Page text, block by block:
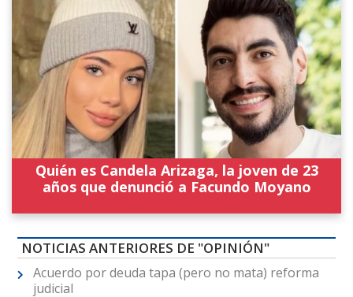
Quién es Candela Arizaga, la joven de 23
años que denunció a Facundo Moyano
NOTICIAS ANTERIORES DE "OPINIÓN"
Acuerdo por deuda tapa (pero no mata) reforma
judicial